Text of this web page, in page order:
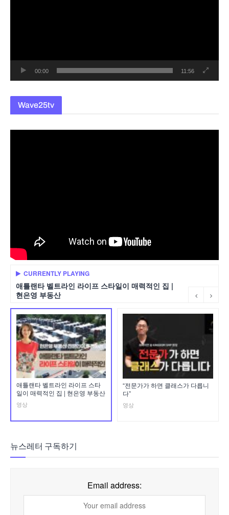
00:00 11:56
Wave25tv
CURRENTLY PLAYING
애틀랜타 벨트라인 라이프 스타일이 매력적인 집 |
현은영 부동산
애틀랜타 벨트라인 라이프 스타
일이 매력적인 집 | 현은영 부동산
영상
“전문가가 하면 클래스가 다릅니
다”
영상
뉴스레터 구독하기
Email address: